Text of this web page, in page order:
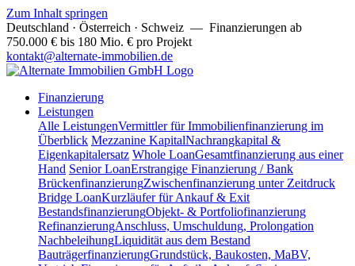
Zum Inhalt springen
Deutschland · Österreich · Schweiz — Finanzierungen ab
750.000 € bis 180 Mio. € pro Projekt
kontakt@alternate-immobilien.de
Finanzierung
Leistungen
Alle LeistungenVermittler für Immobilienfinanzierung im
Überblick Mezzanine KapitalNachrangkapital &
Eigenkapitalersatz Whole LoanGesamtfinanzierung aus einer
Hand Senior LoanErstrangige Finanzierung / Bank
BrückenfinanzierungZwischenfinanzierung unter Zeitdruck
Bridge LoanKurzläufer für Ankauf & Exit
BestandsfinanzierungObjekt- & Portfoliofinanzierung
RefinanzierungAnschluss, Umschuldung, Prolongation
NachbeleihungLiquidität aus dem Bestand
BauträgerfinanzierungGrundstück, Baukosten, MaBV,